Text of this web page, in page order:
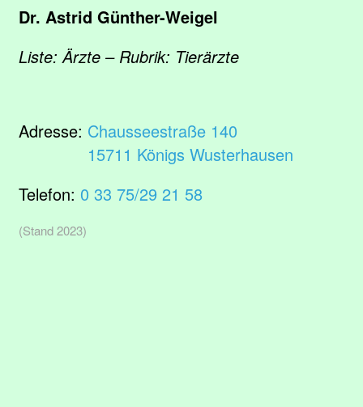
Dr. Astrid Günther-Weigel
Liste: Ärzte – Rubrik: Tierärzte
Adresse: Chausseestraße 140
15711 Königs Wusterhausen
Telefon: 0 33 75/29 21 58
(Stand 2023)